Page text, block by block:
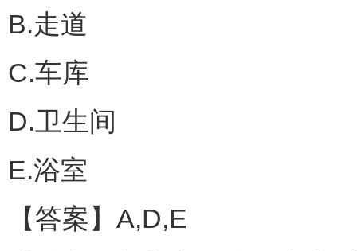
B.走道
C.车库
D.卫生间
E.浴室
【答案】A,D,E